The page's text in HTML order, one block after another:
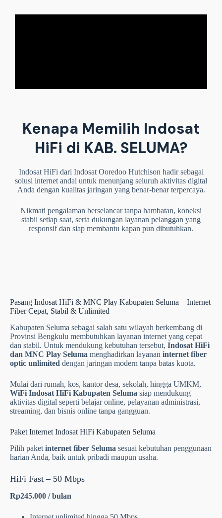
Kenapa Memilih Indosat
HiFi di KAB. SELUMA?
Indosat HiFi dari Indosat Ooredoo Hutchison hadir sebagai
solusi internet andal untuk menunjang seluruh aktivitas digital
Anda dengan kualitas jaringan yang benar-benar terpercaya.
Nikmati pengalaman berselancar tanpa hambatan, koneksi
stabil setiap saat, serta dukungan layanan pelanggan yang
responsif dan siap membantu kapan pun dibutuhkan.
Pasang Indosat HiFi & MNC Play Kabupaten Seluma – Internet
Fiber Cepat, Stabil & Unlimited
Kabupaten Seluma sebagai salah satu wilayah berkembang di
Provinsi Bengkulu membutuhkan layanan internet yang cepat
dan stabil. Untuk mendukung kebutuhan tersebut, Indosat HiFi
dan MNC Play Seluma menghadirkan layanan internet fiber
optic unlimited dengan jaringan modern tanpa batas kuota.
Mulai dari rumah, kos, kantor desa, sekolah, hingga UMKM,
WiFi Indosat HiFi Kabupaten Seluma siap mendukung
aktivitas digital seperti belajar online, pelayanan administrasi,
streaming, dan bisnis online tanpa gangguan.
Paket Internet Indosat HiFi Kabupaten Seluma
Pilih paket internet fiber Seluma sesuai kebutuhan penggunaan
harian Anda, baik untuk pribadi maupun usaha.
HiFi Fast – 50 Mbps
Rp245.000 / bulan